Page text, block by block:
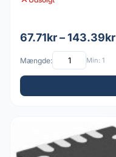
67.71kr – 143.39kr
Mængde: Min: 1